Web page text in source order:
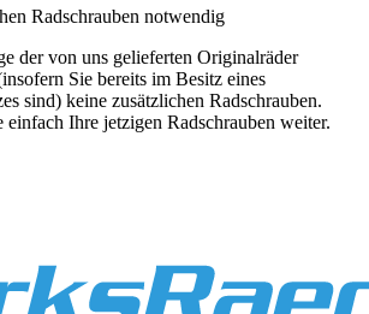
Radschrauben notwendig
der von uns gelieferten Originalräder
Sie bereits im Besitz eines
sind) keine zusätzlichen Radschrauben.
einfach Ihre jetzigen Radschrauben weiter.